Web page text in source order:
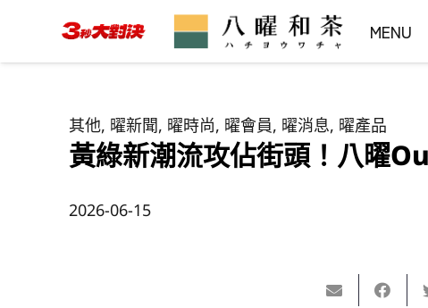
MENU
其他, 曜新聞, 曜時尚, 曜會員, 曜消息, 曜產品
黃綠新潮流攻佔街頭！八曜
2026-06-15